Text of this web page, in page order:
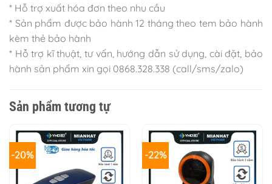
* Hỗ trợ xuất hóa đơn theo nhu cầu
* Sản phẩm được bảo hành 12 tháng theo tem bảo hành
kèm thẻ bảo hành
* Hỗ trợ kĩ thuật, tư vấn, hướng dẫn sử dụng, cài đặt, bảo
hành sản phẩm xin gọi 0868.328.338 (call/sms/zalo)
Sản phẩm tương tự
-20% -22%